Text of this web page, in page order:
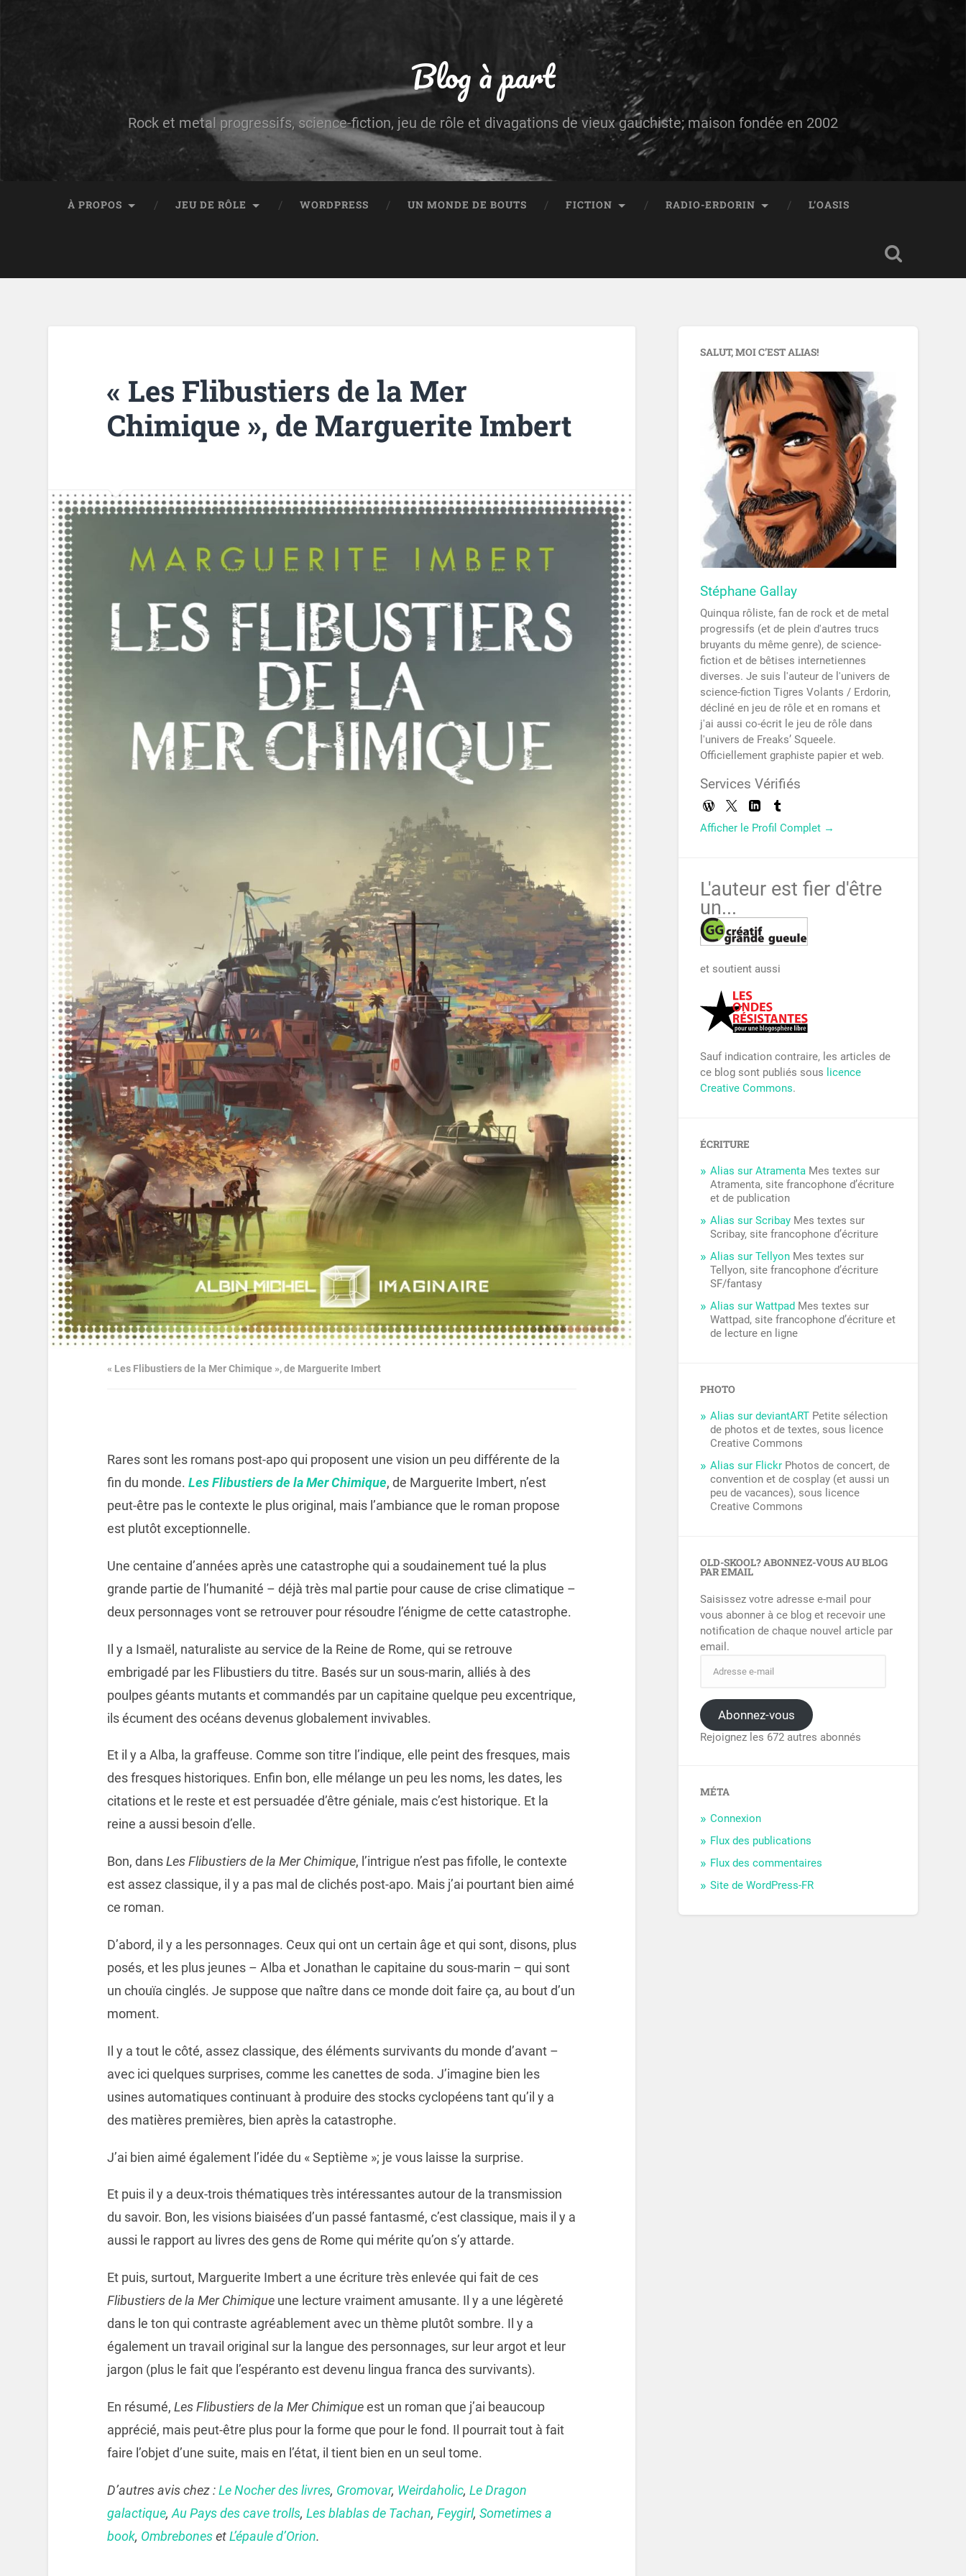
Blog à part
Rock et metal progressifs, science-fiction, jeu de rôle et divagations de vieux gauchiste; maison fondée en 2002
À PROPOS JEU DE RÔLE WORDPRESS UN MONDE DE BOUTS FICTION RADIO-ERDORIN L’OASIS
« Les Flibustiers de la Mer
Chimique », de Marguerite Imbert
« Les Flibustiers de la Mer Chimique », de Marguerite Imbert
Rares sont les romans post-apo qui proposent une vision un peu différente de la
fin du monde. Les Flibustiers de la Mer Chimique, de Marguerite Imbert, n’est
peut-être pas le contexte le plus original, mais l’ambiance que le roman propose
est plutôt exceptionnelle.
Une centaine d’années après une catastrophe qui a soudainement tué la plus
grande partie de l’humanité – déjà très mal partie pour cause de crise climatique –
deux personnages vont se retrouver pour résoudre l’énigme de cette catastrophe.
Il y a Ismaël, naturaliste au service de la Reine de Rome, qui se retrouve
embrigadé par les Flibustiers du titre. Basés sur un sous-marin, alliés à des
poulpes géants mutants et commandés par un capitaine quelque peu excentrique,
ils écument des océans devenus globalement invivables.
Et il y a Alba, la graffeuse. Comme son titre l’indique, elle peint des fresques, mais
des fresques historiques. Enfin bon, elle mélange un peu les noms, les dates, les
citations et le reste et est persuadée d’être géniale, mais c’est historique. Et la
reine a aussi besoin d’elle.
Bon, dansLes Flibustiers de la Mer Chimique, l’intrigue n’est pas fifolle, le contexte
est assez classique, il y a pas mal de clichés post-apo. Mais j’ai pourtant bien aimé
ce roman.
D’abord, il y a les personnages. Ceux qui ont un certain âge et qui sont, disons, plus
posés, et les plus jeunes – Alba et Jonathan le capitaine du sous-marin – qui sont
un chouïa cinglés. Je suppose que naître dans ce monde doit faire ça, au bout d’un
moment.
Il y a tout le côté, assez classique, des éléments survivants du monde d’avant –
avec ici quelques surprises, comme les canettes de soda. J’imagine bien les
usines automatiques continuant à produire des stocks cyclopéens tant qu’il y a
des matières premières, bien après la catastrophe.
J’ai bien aimé également l’idée du « Septième »; je vous laisse la surprise.
Et puis il y a deux-trois thématiques très intéressantes autour de la transmission
du savoir. Bon, les visions biaisées d’un passé fantasmé, c’est classique, mais il y a
aussi le rapport au livres des gens de Rome qui mérite qu’on s’y attarde.
Et puis, surtout, Marguerite Imbert a une écriture très enlevée qui fait de ces
Flibustiers de la Mer Chimiqueune lecture vraiment amusante. Il y a une légèreté
dans le ton qui contraste agréablement avec un thème plutôt sombre. Il y a
également un travail original sur la langue des personnages, sur leur argot et leur
jargon (plus le fait que l’espéranto est devenu lingua franca des survivants).
En résumé, Les Flibustiers de la Mer Chimiqueest un roman que j’ai beaucoup
apprécié, mais peut-être plus pour la forme que pour le fond. Il pourrait tout à fait
faire l’objet d’une suite, mais en l’état, il tient bien en un seul tome.
D’autres avis chez :Le Nocher des livres, Gromovar, Weirdaholic, Le Dragon
galactique, Au Pays des cave trolls, Les blablas de Tachan, Feygirl, Sometimes a
book, OmbrebonesetL’épaule d’Orion.
SALUT, MOI C’EST ALIAS!
Stéphane Gallay
Quinqua rôliste, fan de rock et de metal
progressifs (et de plein d'autres trucs
bruyants du même genre), de science-
fiction et de bêtises internetiennes
diverses. Je suis l'auteur de l'univers de
science-fiction Tigres Volants / Erdorin,
décliné en jeu de rôle et en romans et
j'ai aussi co-écrit le jeu de rôle dans
l'univers de Freaks’ Squeele.
Officiellement graphiste papier et web.
Services Vérifiés
Afficher le Profil Complet →
L'auteur est fier d'être
un...
et soutient aussi
Sauf indication contraire, les articles de
ce blog sont publiés sous licence
Creative Commons.
ÉCRITURE
Alias sur Atramenta Mes textes sur
Atramenta, site francophone d’écriture
et de publication
Alias sur Scribay Mes textes sur
Scribay, site francophone d’écriture
Alias sur Tellyon Mes textes sur
Tellyon, site francophone d’écriture
SF/fantasy
Alias sur Wattpad Mes textes sur
Wattpad, site francophone d’écriture et
de lecture en ligne
PHOTO
Alias sur deviantART Petite sélection
de photos et de textes, sous licence
Creative Commons
Alias sur Flickr Photos de concert, de
convention et de cosplay (et aussi un
peu de vacances), sous licence
Creative Commons
OLD-SKOOL? ABONNEZ-VOUS AU BLOG
PAR EMAIL
Saisissez votre adresse e-mail pour
vous abonner à ce blog et recevoir une
notification de chaque nouvel article par
email.
Abonnez-vous
Rejoignez les 672 autres abonnés
MÉTA
Connexion
Flux des publications
Flux des commentaires
Site de WordPress-FR